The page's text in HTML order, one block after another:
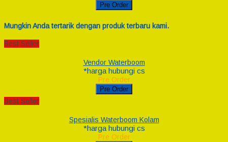
Pre Order
Mungkin Anda tertarik dengan produk terbaru kami.
Best Seller
Vendor Waterboom
*harga hubungi cs
Pre Order
Pre Order
Best Seller
Spesialis Waterboom Kolam
*harga hubungi cs
Pre Order